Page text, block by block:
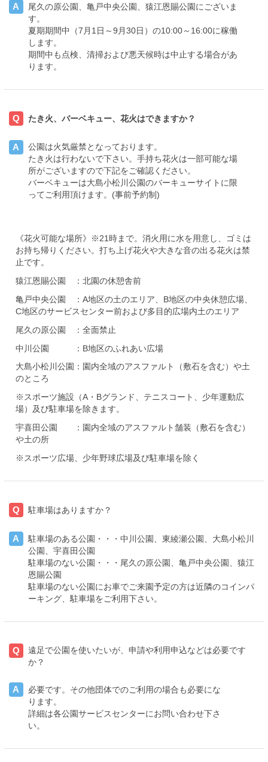
A
尾久の原公園、亀戸中央公園、猿江恩賜公園にございま
す。
夏期期間中（7月1日～9月30日）の10:00～16:00に稼働
します。
期間中も点検、清掃および悪天候時は中止する場合があ
ります。
Q たき火、バーベキュー、花火はできますか？
A
公園は火気厳禁となっております。
たき火は行わないで下さい。手持ち花火は一部可能な場
所がございますので下記をご確認ください。
バーベキューは大島小松川公園のバーキューサイトに限
ってご利用頂けます。(事前予約制)
《花火可能な場所》※21時まで。消火用に水を用意し、ゴミは
お持ち帰りください。打ち上げ花火や大きな音の出る花火は禁
止です。
猿江恩賜公園 ：北園の休憩舎前
亀戸中央公園 ：A地区の土のエリア、B地区の中央休憩広場、
C地区のサービスセンター前および多目的広場内土のエリア
尾久の原公園 ：全面禁止
中川公園 ：B地区のふれあい広場
大島小松川公園：園内全域のアスファルト（敷石を含む）や土
のところ
※スポーツ施設（A・Bグランド、テニスコート、少年運動広
場）及び駐車場を除きます。
宇喜田公園 ：園内全域のアスファルト舗装（敷石を含む）
や土の所
※スポーツ広場、少年野球広場及び駐車場を除く
Q 駐車場はありますか？
A
駐車場のある公園・・・中川公園、東綾瀬公園、大島小松川
公園、宇喜田公園
駐車場のない公園・・・尾久の原公園、亀戸中央公園、猿江
恩賜公園
駐車場のない公園にお車でご来園予定の方は近隣のコインパ
ーキング、駐車場をご利用下さい。
Q
遠足で公園を使いたいが、申請や利用申込などは必要です
か？
A
必要です。その他団体でのご利用の場合も必要にな
ります。
詳細は各公園サービスセンターにお問い合わせ下さ
い。